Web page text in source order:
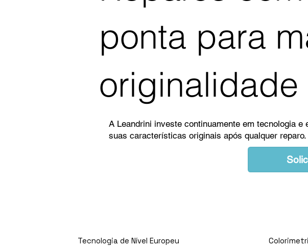
ponta para
A Leandrini investe continuamente em tecnologia
suas características originais após qualquer reparo.
Tecnologia de Nível Europeu